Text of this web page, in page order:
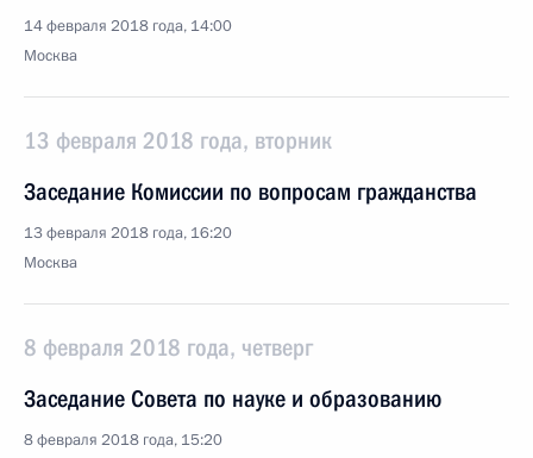
14 февраля 2018 года, 14:00
Москва
13 февраля 2018 года, вторник
Заседание Комиссии по вопросам гражданства
13 февраля 2018 года, 16:20
Москва
8 февраля 2018 года, четверг
Заседание Совета по науке и образованию
8 февраля 2018 года, 15:20